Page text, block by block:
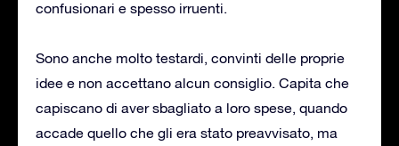
confusionari e spesso irruenti.
Sono anche molto testardi, convinti delle proprie
idee e non accettano alcun consiglio. Capita che
capiscano di aver sbagliato a loro spese, quando
accade quello che gli era stato preavvisato, ma